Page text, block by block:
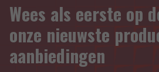
Wees als eerste op
onze nieuwste
aanbiedingen